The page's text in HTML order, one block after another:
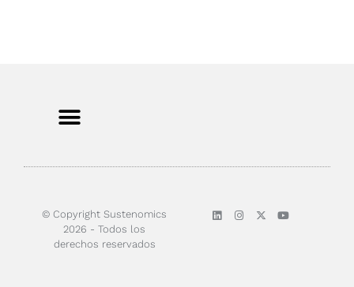
© Copyright Sustenomics
2026 - Todos los
derechos reservados